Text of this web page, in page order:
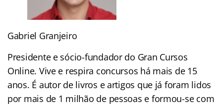
Gabriel Granjeiro
Presidente e sócio-fundador do Gran Cursos
Online. Vive e respira concursos há mais de 15
anos. É autor de livros e artigos que já foram lidos
por mais de 1 milhão de pessoas e formou-se com